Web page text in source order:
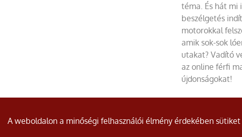
téma. És hát mi
beszélgetés
motorokkal
amik sok-sok
utakat? Vadító
az online férfi
újdonságokat!
© Minden jog fenntartva.
A weboldalon a minőségi felhasználói élmény érdekében